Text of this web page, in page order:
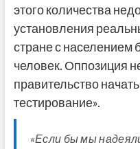
этого количества
установления
стране с населением
человек. Оппозиция
правительство
тестирование».
«Если бы мы